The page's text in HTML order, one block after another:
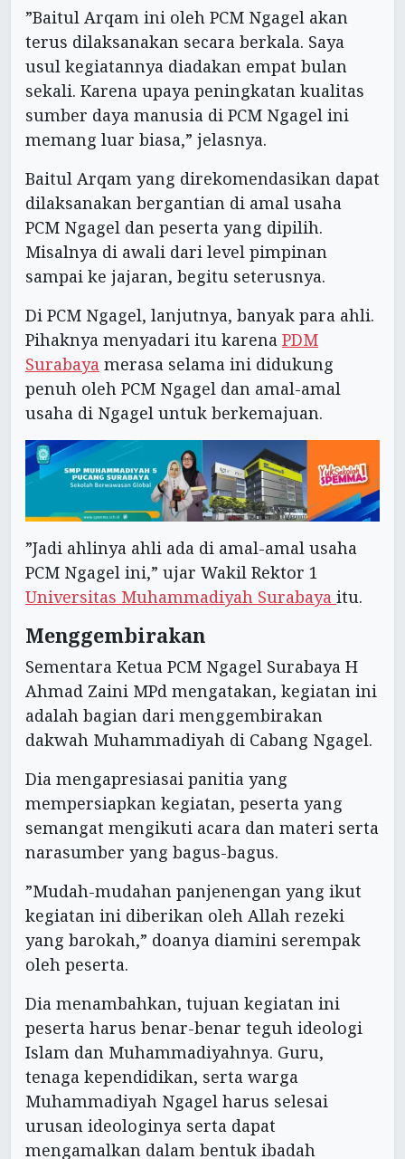
”Baitul Arqam ini oleh PCM Ngagel akan
terus dilaksanakan secara berkala. Saya
usul kegiatannya diadakan empat bulan
sekali. Karena upaya peningkatan kualitas
sumber daya manusia di PCM Ngagel ini
memang luar biasa,” jelasnya.
Baitul Arqam yang direkomendasikan dapat
dilaksanakan bergantian di amal usaha
PCM Ngagel dan peserta yang dipilih.
Misalnya di awali dari level pimpinan
sampai ke jajaran, begitu seterusnya.
Di PCM Ngagel, lanjutnya, banyak para ahli.
Pihaknya menyadari itu karena PDM
Surabaya merasa selama ini didukung
penuh oleh PCM Ngagel dan amal-amal
usaha di Ngagel untuk berkemajuan.
”Jadi ahlinya ahli ada di amal-amal usaha
PCM Ngagel ini,” ujar Wakil Rektor 1
Universitas Muhammadiyah Surabaya itu.
Menggembirakan
Sementara Ketua PCM Ngagel Surabaya H
Ahmad Zaini MPd mengatakan, kegiatan ini
adalah bagian dari menggembirakan
dakwah Muhammadiyah di Cabang Ngagel.
Dia mengapresiasai panitia yang
mempersiapkan kegiatan, peserta yang
semangat mengikuti acara dan materi serta
narasumber yang bagus-bagus.
”Mudah-mudahan panjenengan yang ikut
kegiatan ini diberikan oleh Allah rezeki
yang barokah,” doanya diamini serempak
oleh peserta.
Dia menambahkan, tujuan kegiatan ini
peserta harus benar-benar teguh ideologi
Islam dan Muhammadiyahnya. Guru,
tenaga kependidikan, serta warga
Muhammadiyah Ngagel harus selesai
urusan ideologinya serta dapat
mengamalkan dalam bentuk ibadah